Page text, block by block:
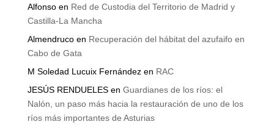
Alfonsoen Red de Custodia del Territorio de Madrid y
Castilla-La Mancha
Almendrucoen Recuperación del hábitat del azufaifo en
Cabo de Gata
M Soledad Lucuix Fernándezen RAC
JESÚS RENDUELESen Guardianes de los ríos: el
Nalón, un paso más hacia la restauración de uno de los
ríos más importantes de Asturias